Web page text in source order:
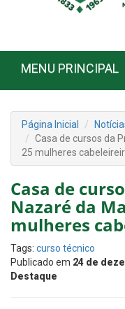
MENU PRINCIPAL
Página Inicial
Casa de cursos da
25 mulheres
Casa de
Nazaré da
mulheres
Tags: curso técnico
Publicado em 24 de
Destaque